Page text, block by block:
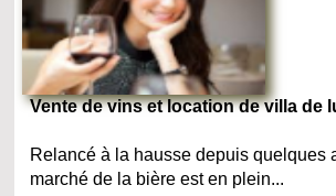
Vente de vins et location de villa de
Relancé à la hausse depuis quelques
marché de la bière est en plein...